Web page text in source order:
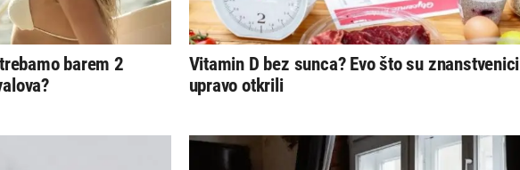
barem 2
Vitamin D bez sunca? Evo što su znanstvenici
upravo otkrili